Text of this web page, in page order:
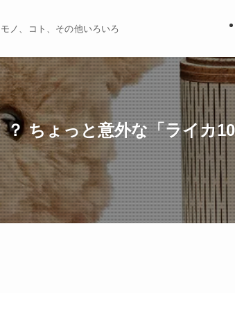
ノ、コト、その他いろいろ
ちょっと意外な「ライカ